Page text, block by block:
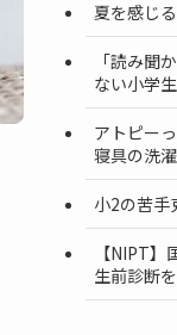
夏を感じ
「読み聞
ない小学
アトピー
寝具の洗
小2の苦手
【NIPT
生前診断